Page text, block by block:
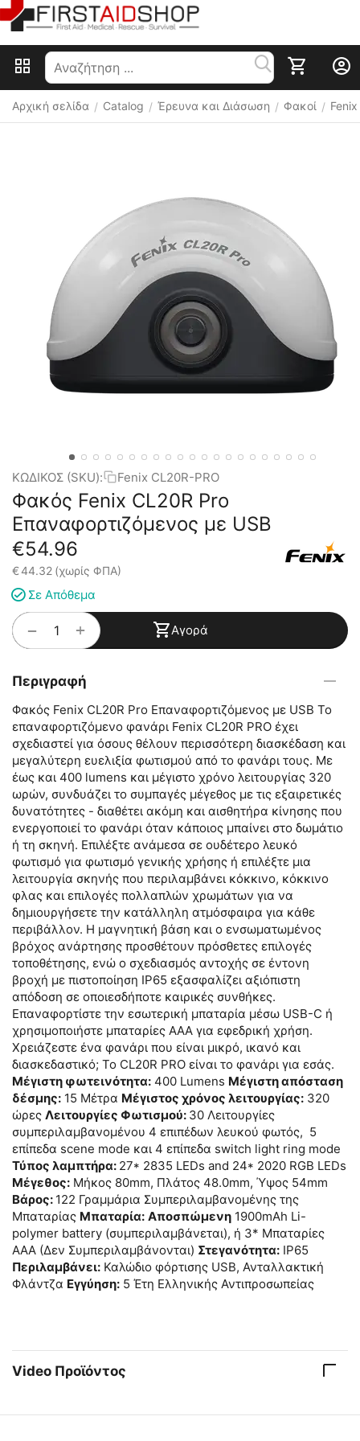
Αρχική σελίδα / Catalog / Έρευνα και Διάσωση / Φακοί / Fenix
ΚΩΔΙΚΟΣ (SKU): Fenix CL20R-PRO
Φακός Fenix CL20R Pro
Επαναφορτιζόμενος με USB
€54.96
€44.32 (χωρίς ΦΠΑ)
Σε Απόθεμα
+
− Αγορά
Περιγραφή
Φακός Fenix CL20R Pro Επαναφορτιζόμενος με USB Το
επαναφορτιζόμενο φανάρι Fenix ​​CL20R PRO έχει
σχεδιαστεί για όσους θέλουν περισσότερη διασκέδαση και
μεγαλύτερη ευελιξία φωτισμού από το φανάρι τους. Με
έως και 400 lumens και μέγιστο χρόνο λειτουργίας 320
ωρών, συνδυάζει το συμπαγές μέγεθος με τις εξαιρετικές
δυνατότητες - διαθέτει ακόμη και αισθητήρα κίνησης που
ενεργοποιεί το φανάρι όταν κάποιος μπαίνει στο δωμάτιο
ή τη σκηνή. Επιλέξτε ανάμεσα σε ουδέτερο λευκό
φωτισμό για φωτισμό γενικής χρήσης ή επιλέξτε μια
λειτουργία σκηνής που περιλαμβάνει κόκκινο, κόκκινο
φλας και επιλογές πολλαπλών χρωμάτων για να
δημιουργήσετε την κατάλληλη ατμόσφαιρα για κάθε
περιβάλλον. Η μαγνητική βάση και ο ενσωματωμένος
βρόχος ανάρτησης προσθέτουν πρόσθετες επιλογές
τοποθέτησης, ενώ ο σχεδιασμός αντοχής σε έντονη
βροχή με πιστοποίηση IP65 εξασφαλίζει αξιόπιστη
απόδοση σε οποιεσδήποτε καιρικές συνθήκες.
Επαναφορτίστε την εσωτερική μπαταρία μέσω USB-C ή
χρησιμοποιήστε μπαταρίες AAA για εφεδρική χρήση.
Χρειάζεστε ένα φανάρι που είναι μικρό, ικανό και
διασκεδαστικό; Το CL20R PRO είναι το φανάρι για εσάς.
Μέγιστη φωτεινότητα: 400 Lumens Μέγιστη απόσταση
δέσμης: 15 Μέτρα Μέγιστος χρόνος λειτουργίας: 320
ώρες Λειτουργίες Φωτισμού: 30 Λειτουργίες
συμπεριλαμβανομένου 4 επιπέδων λευκού φωτός, 5
επίπεδα scene mode και 4 επίπεδα switch light ring mode
Τύπος λαμπτήρα: 27* 2835 LEDs and 24* 2020 RGB LEDs
Μέγεθος: Μήκος 80mm, Πλάτος 48.0mm, Ύψος 54mm
Βάρος: 122 Γραμμάρια Συμπεριλαμβανομένης της
Μπαταρίας Μπαταρία: Αποσπώμενη 1900mAh Li-
polymer battery (συμπεριλαμβάνεται), ή 3* Μπαταρίες
AAA (Δεν Συμπεριλαμβάνονται) Στεγανότητα: IP65
Περιλαμβάνει: Καλώδιο φόρτισης USB, Ανταλλακτική
Φλάντζα Εγγύηση: 5 Έτη Ελληνικής Αντιπροσωπείας
Video Προϊόντος